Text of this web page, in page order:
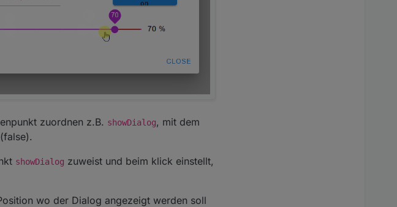
zuordnen z.B. showDialog, mit dem
showDialog zuweist und beim klick einstellt,
wo der Dialog angezeigt werden soll